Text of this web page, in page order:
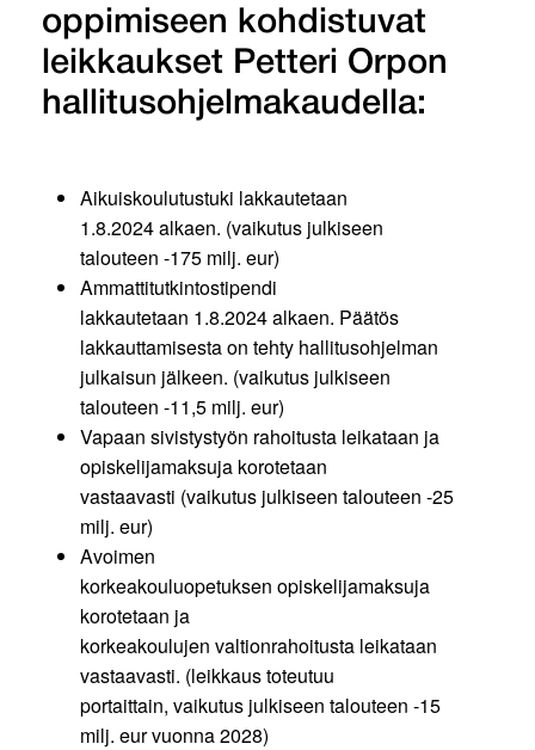
oppimiseen kohdistuvat
leikkaukset Petteri Orpon
hallitusohjelmakaudella:
Aikuiskoulutustuki lakkautetaan
1.8.2024 alkaen. (vaikutus julkiseen
talouteen -175 milj. eur)
Ammattitutkintostipendi
lakkautetaan 1.8.2024 alkaen. Päätös
lakkauttamisesta on tehty hallitusohjelman
julkaisun jälkeen. (vaikutus julkiseen
talouteen -11,5 milj. eur)
Vapaan sivistystyön rahoitusta leikataan ja
opiskelijamaksuja korotetaan
vastaavasti (vaikutus julkiseen talouteen -25
milj. eur)
Avoimen
korkeakouluopetuksen opiskelijamaksuja
korotetaan ja
korkeakoulujen valtionrahoitusta leikataan
vastaavasti. (leikkaus toteutuu
portaittain, vaikutus julkiseen talouteen -15
milj. eur vuonna 2028)